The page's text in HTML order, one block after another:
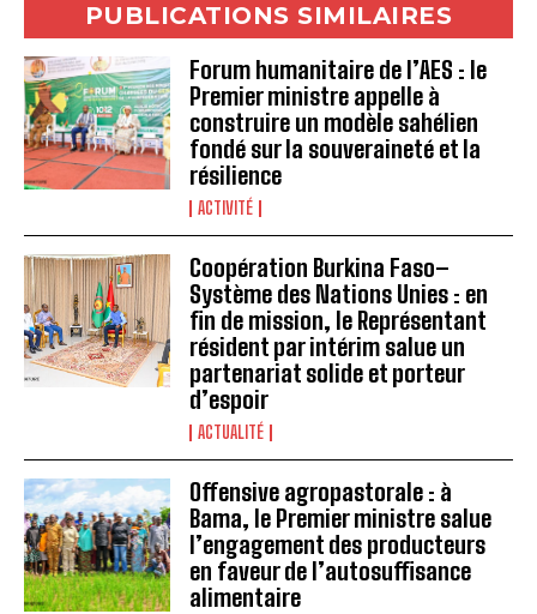
PUBLICATIONS SIMILAIRES
Forum humanitaire de l’AES : le
Premier ministre appelle à
construire un modèle sahélien
fondé sur la souveraineté et la
résilience
ACTIVITÉ
Coopération Burkina Faso–
Système des Nations Unies : en
fin de mission, le Représentant
résident par intérim salue un
partenariat solide et porteur
d’espoir
ACTUALITÉ
Offensive agropastorale : à
Bama, le Premier ministre salue
l’engagement des producteurs
en faveur de l’autosuffisance
alimentaire